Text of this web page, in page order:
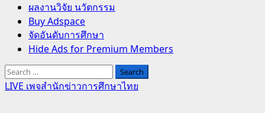
ผลงานวิจัย นวัตกรรม
Buy Adspace
จัดอันดับการศึกษา
Hide Ads for Premium Members
Search
for:
LIVE เพจสำนักข่าวการศึกษาไทย